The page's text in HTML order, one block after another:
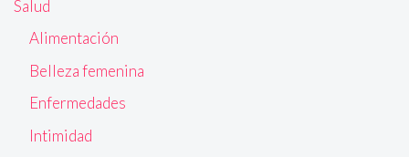
Salud
Alimentación
Belleza femenina
Enfermedades
Intimidad